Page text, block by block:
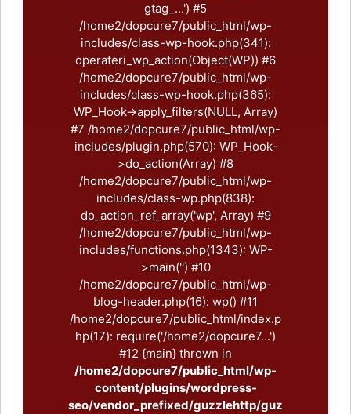
gtag_...') #5
/home2/dopcure7/public_html/wp-
includes/class-wp-hook.php(341):
operateri_wp_action(Object(WP)) #6
/home2/dopcure7/public_html/wp-
includes/class-wp-hook.php(365):
WP_Hook->apply_filters(NULL, Array)
#7 /home2/dopcure7/public_html/wp-
includes/plugin.php(570): WP_Hook-
>do_action(Array) #8
/home2/dopcure7/public_html/wp-
includes/class-wp.php(838):
do_action_ref_array('wp', Array) #9
/home2/dopcure7/public_html/wp-
includes/functions.php(1343): WP-
>main('') #10
/home2/dopcure7/public_html/wp-
blog-header.php(16): wp() #11
/home2/dopcure7/public_html/index.p
hp(17): require('/home2/dopcure7...')
#12 {main} thrown in
/home2/dopcure7/public_html/wp-
content/plugins/wordpress-
seo/vendor_prefixed/guzzlehttp/guz